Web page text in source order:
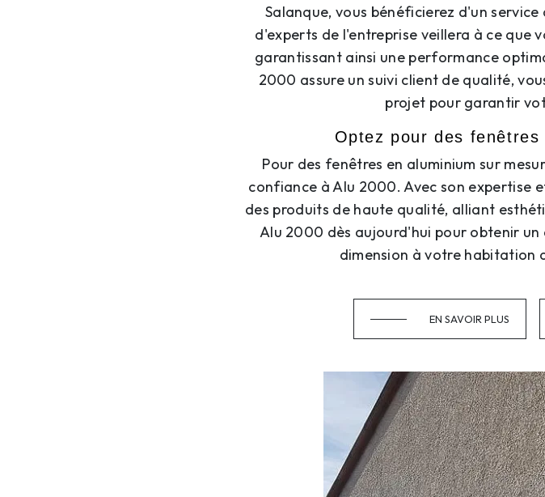
Salanque, vous bénéficierez d'un
d'experts de l'entreprise veillera à ce que
garantissant ainsi une performance
2000 assure un suivi client de qualité,
projet pour garantir
Optez pour des
Pour des fenêtres en aluminium sur
confiance à Alu 2000. Avec son expertise
des produits de haute qualité, alliant
Alu 2000 dès aujourd'hui pour obtenir
dimension à votre habitation
EN SAVOIR PLUS